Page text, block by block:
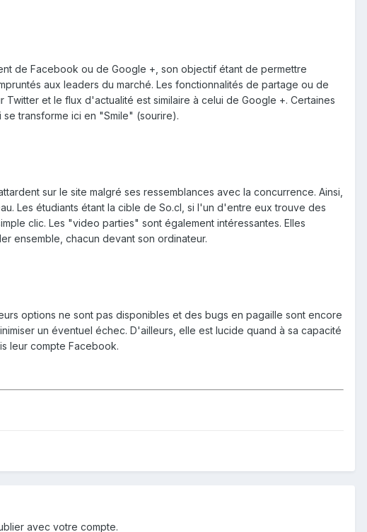
de Facebook ou de Google +, son objectif étant de permettre
aux leaders du marché. Les fonctionnalités de partage ou de
et le flux d'actualité est similaire à celui de Google +. Certaines
transforme ici en "Smile" (sourire).
sur le site malgré ses ressemblances avec la concurrence. Ainsi,
Les étudiants étant la cible de So.cl, si l'un d'entre eux trouve des
clic. Les "video parties" sont également intéressantes. Elles
ensemble, chacun devant son ordinateur.
options ne sont pas disponibles et des bugs en pagaille sont encore
un éventuel échec. D'ailleurs, elle est lucide quand à sa capacité
leur compte Facebook.
avec votre compte.